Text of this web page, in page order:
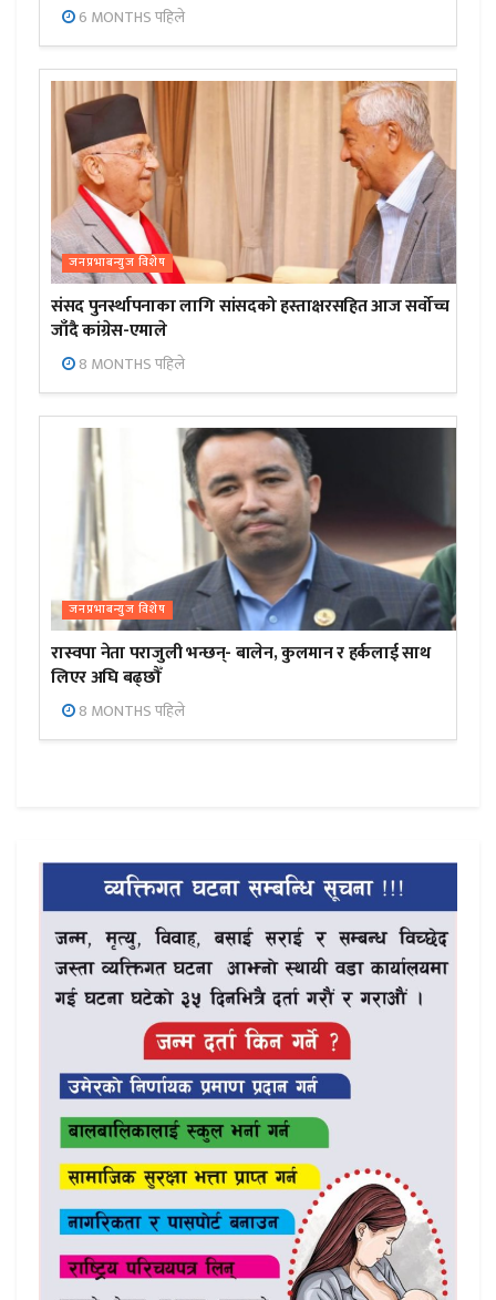
6 MONTHS पहिले
जनप्रभाबन्युज विशेष
संसद पुनर्स्थापनाका लागि सांसदको हस्ताक्षरसहित आज सर्वोच्च
जाँदै कांग्रेस-एमाले
8 MONTHS पहिले
जनप्रभाबन्युज विशेष
रास्वपा नेता पराजुली भन्छन्- बालेन, कुलमान र हर्कलाई साथ
लिएर अघि बढ्छौँ
8 MONTHS पहिले